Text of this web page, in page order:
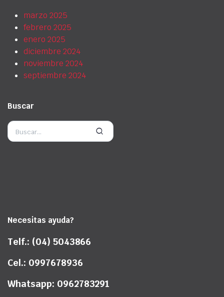
marzo 2025
febrero 2025
enero 2025
diciembre 2024
noviembre 2024
septiembre 2024
Buscar
Necesitas ayuda?
Telf.: (04) 5043866
Cel.: 0997678936
Whatsapp: 0962783291